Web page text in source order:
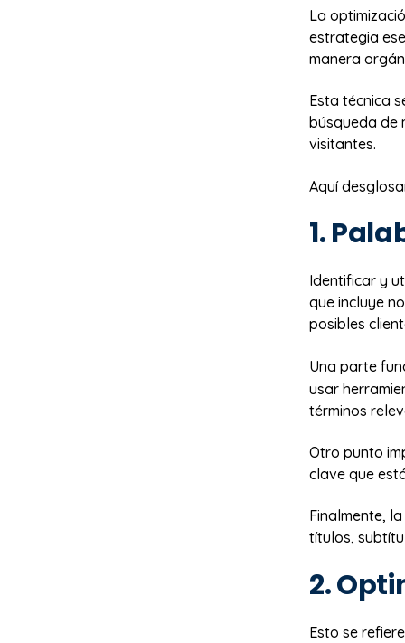
La
estrategia
manera
Esta técnica
búsqueda de
visitantes.
Aquí
1.
Identificar y
que incluye
posibles
Una parte
usar
términos
Otro punto
clave que
Finalmente,
títulos,
2.
Esto se